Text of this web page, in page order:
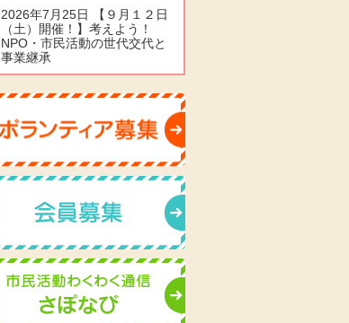
2026年7月25日 【９月１２日
（土）開催！】考えよう！
NPO・市民活動の世代交代と
事業継承